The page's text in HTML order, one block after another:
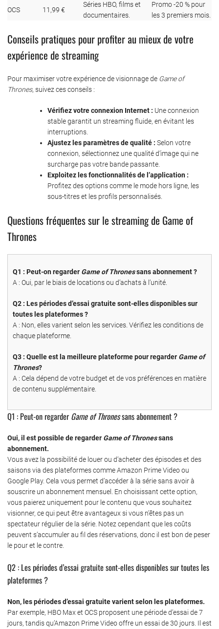
OCS 11,99 €
Séries HBO, films et
documentaires.
Promo -20 % pour
les 3 premiers mois.
Conseils pratiques pour profiter au mieux de votre
expérience de streaming
Pour maximiser votre expérience de visionnage de Game of
Thrones, suivez ces conseils :
Vérifiez votre connexion Internet : Une connexion
stable garantit un streaming fluide, en évitant les
interruptions.
Ajustez les paramètres de qualité : Selon votre
connexion, sélectionnez une qualité d’image qui ne
surcharge pas votre bande passante.
Exploitez les fonctionnalités de l’application :
Profitez des options comme le mode hors ligne, les
sous-titres et les profils personnalisés.
Questions fréquentes sur le streaming de Game of
Thrones
Q1 : Peut-on regarder Game of Thronessans abonnement ?
A : Oui, par le biais de locations ou d’achats à l’unité.
Q2 : Les périodes d’essai gratuite sont-elles disponibles sur
toutes les plateformes ?
A : Non, elles varient selon les services. Vérifiez les conditions de
chaque plateforme.
Q3 : Quelle est la meilleure plateforme pour regarder Game of
Thrones?
A : Cela dépend de votre budget et de vos préférences en matière
de contenu supplémentaire.
Q1 : Peut-on regarder Game of Thronessans abonnement ?
Oui, il est possible de regarder Game of Thronessans
abonnement.
Vous avez la possibilité de louer ou d’acheter des épisodes et des
saisons via des plateformes comme Amazon Prime Video ou
Google Play. Cela vous permet d’accéder à la série sans avoir à
souscrire un abonnement mensuel. En choisissant cette option,
vous paierez uniquement pour le contenu que vous souhaitez
visionner, ce qui peut être avantageux si vous n’êtes pas un
spectateur régulier de la série. Notez cependant que les coûts
peuvent s’accumuler au fil des réservations, donc il est bon de peser
le pour et le contre.
Q2 : Les périodes d’essai gratuite sont-elles disponibles sur toutes les
plateformes ?
Non, les périodes d’essai gratuite varient selon les plateformes.
Par exemple, HBO Max et OCS proposent une période d’essai de 7
jours, tandis qu’Amazon Prime Video offre un essai de 30 jours. Il est